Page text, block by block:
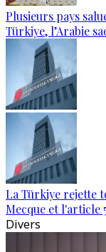
Plusieurs pays
Türkiye, l’Arabie
La Türkiye rejette
Mecque et l'article
Divers